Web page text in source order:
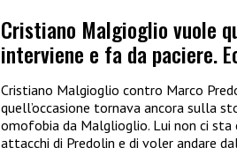
Cristiano Malgioglio vuole
interviene e fa da paciere.
Cristiano Malgioglio contro Marco
quell’occasione tornava ancora sulla
omofobia da Malglioglio. Lui non ci sta
attacchi di Predolin e di voler andare